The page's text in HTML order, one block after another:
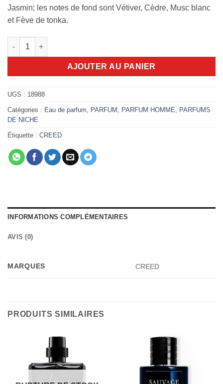
Jasmin; les notes de fond sont Vétiver, Cèdre, Musc blanc
et Fève de tonka.
quantité de Creed Viking 100ml EDP
AJOUTER AU PANIER
UGS : 18988
Catégories : Eau de parfum PARFUM PARFUM HOMME
PARFUMS
DE NICHE
Étiquette : CREED
INFORMATIONS COMPLÉMENTAIRES
AVIS (0)
MARQUES CREED
PRODUITS SIMILAIRES